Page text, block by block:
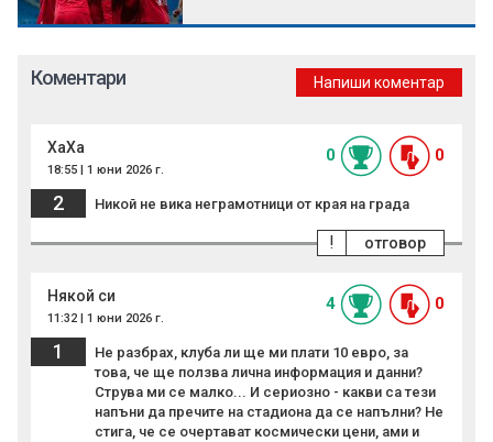
Коментари Напиши коментар
ХаХа
18:55 | 1 юни 2026 г.
0 0
2 Никой не вика неграмотници от края на града
отговор
!
Някой си
11:32 | 1 юни 2026 г.
4 0
1
Не разбрах, клуба ли ще ми плати 10 евро, за
това, че ще ползва лична информация и данни?
Струва ми се малко... И сериозно - какви са тези
напъни да пречите на стадиона да се напълни? Не
стига, че се очертават космически цени, ами и